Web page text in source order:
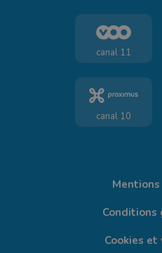
canal 11
canal 10
Conditions
Cookies et